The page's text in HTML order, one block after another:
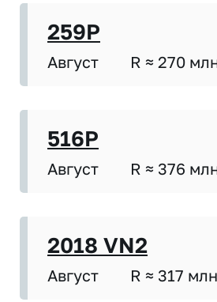
259P
Август R ≈ 270
516P
Август R ≈ 376
2018 VN2
Август R ≈ 317